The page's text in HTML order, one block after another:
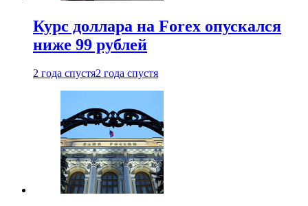
Курс доллара на Forex опускался
ниже 99 рублей
2 года спустя2 года спустя